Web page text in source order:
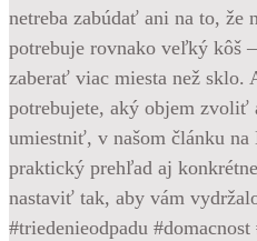
netreba zabúdať ani na to, že
potrebuje rovnako veľký kôš
zaberať viac miesta než sklo.
potrebujete, aký objem zvoliť
umiestniť, v našom článku na
praktický prehľad aj
nastaviť tak, aby vám
#triedenieodpadu